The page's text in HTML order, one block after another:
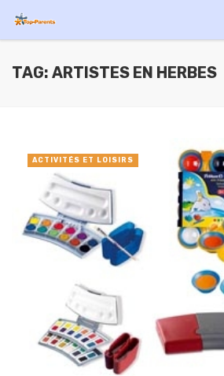
TAG: ARTISTES EN HERBES
ACTIVITÉS ET LOISIRS